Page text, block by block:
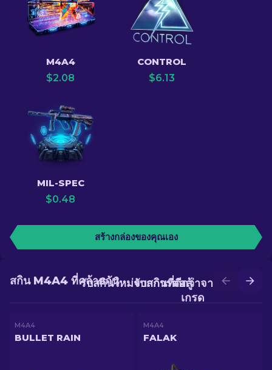
M4A4
$2.08
CONTROL
$6.13
MIL-SPEC
$0.48
สร้างกล่องของคุณเอง
รับสกินที่ดีกว่าจากการอัป
เกรด
รับสกินใหม่จากการต่อสู้
สกิน M4A4 ที่คล้ายกัน
M4A4
BULLET RAIN
M4A4
FALAK